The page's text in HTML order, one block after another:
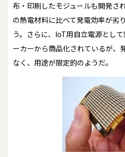
布・印刷したモジュールも開発さ
の熱電材料に比べて発電効率が劣
う。さらに、IoT用自立電源とし
ーカーから商品化されているが、
なく、用途が限定的のようだ。